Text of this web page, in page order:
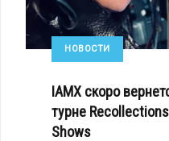
НОВОСТИ
IAMX скоро
турне
Shows